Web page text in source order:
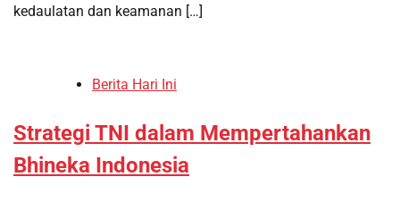
kedaulatan dan keamanan […]
Berita Hari Ini
Strategi TNI dalam Mempertahankan
Bhineka Indonesia